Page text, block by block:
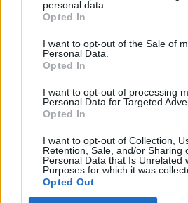
personal data.
Opted In
I want to opt-out of the Sale of
Personal Data.
Opted In
I want to opt-out of processing
Personal Data for Targeted
Opted In
I want to opt-out of Collection,
Retention, Sale, and/or Sharing
Personal Data that Is Unrelated
Purposes for which it was
Opted Out
Az előfizetés a következőket
Kötéslisták: BÉT elmúlt 2 év
kötéslistái
Előfizetés
MÁR ELŐFIZETŐNK VAGY?